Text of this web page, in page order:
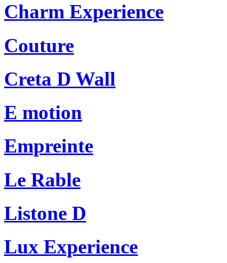
Charm Experience
Couture
Creta D Wall
E motion
Empreinte
Le Rable
Listone D
Lux Experience